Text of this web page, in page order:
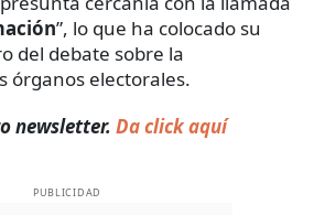
”, lo que ha colocado su
del debate sobre la
órganos electorales.
newsletter. Da click aquí
PUBLICIDAD